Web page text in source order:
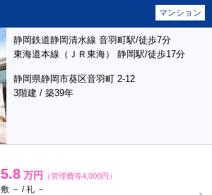
マンション
静岡鉄道静岡清水線 音羽町駅/徒歩7分
東海道本線（ＪＲ東海） 静岡駅/徒歩17分
静岡県静岡市葵区音羽町 2-12
3階建 / 築39年
5.8 万円 （管理費等4,000円）
敷 － / 礼 －